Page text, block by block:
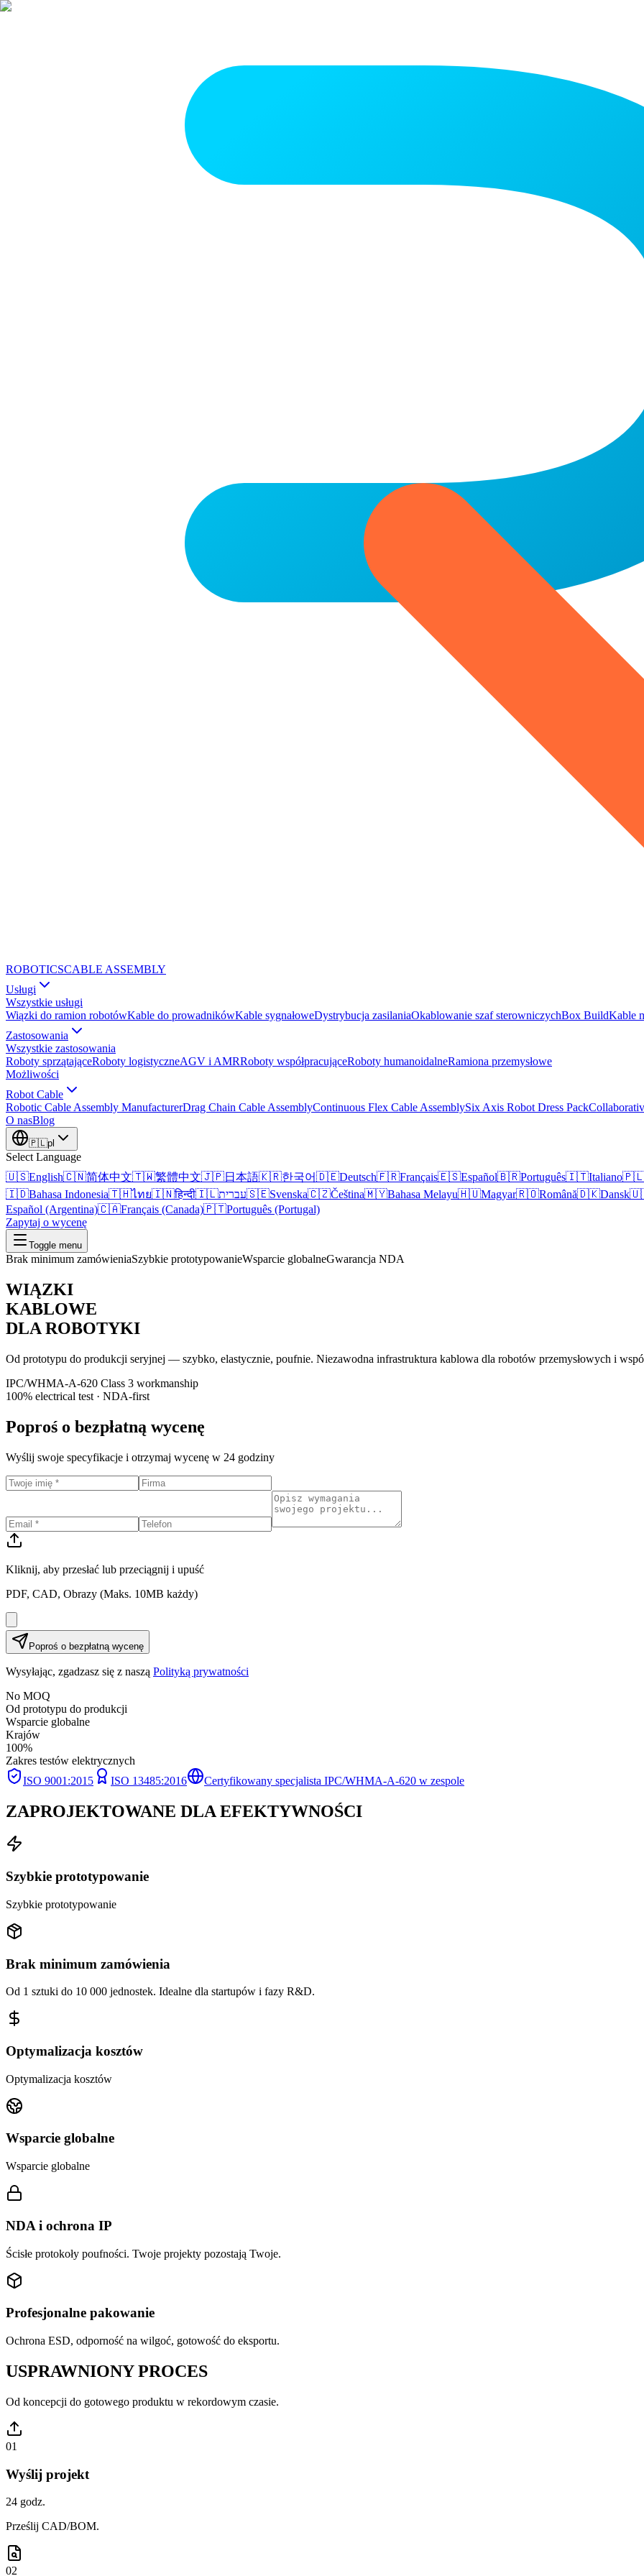
ROBOTICSCABLE ASSEMBLY
Usługi
Wszystkie usługi
Wiązki do ramion robotówKable do prowadnikówKable sygnałoweDystrybucja zasilaniaOkablowanie szaf sterowniczychBox BuildKable
Zastosowania
Wszystkie zastosowania
Roboty sprzątająceRoboty logistyczneAGV i AMRRoboty współpracująceRoboty humanoidalneRamiona przemysłowe
Możliwości
Robot Cable
Robotic Cable Assembly ManufacturerDrag Chain Cable AssemblyContinuous Flex Cable AssemblySix Axis Robot Dress Pack
O nasBlog
🇵🇱pl
Select Language
🇺🇸English🇨🇳简体中文🇹🇼繁體中文🇯🇵日本語🇰🇷한국어🇩🇪Deutsch🇫🇷Français🇪🇸Español🇧🇷Português🇮🇹Italiano
🇮🇩Bahasa Indonesia🇹🇭ไทย🇮🇳हिन्दी🇮🇱עברית🇸🇪Svenska🇨🇿Čeština🇲🇾Bahasa Melayu🇭🇺Magyar🇷🇴Română🇩🇰Dansk
Español (Argentina)🇨🇦Français (Canada)🇵🇹Português (Portugal)
Zapytaj o wycenę
Toggle menu
Brak minimum zamówieniaSzybkie prototypowanieWsparcie globalneGwarancja NDA
WIĄZKI
KABLOWE
DLA ROBOTYKI
Od prototypu do produkcji seryjnej — szybko, elastycznie, poufnie. Niezawodna infrastruktura kablowa dla robotów przemysłowych i
IPC/WHMA-A-620 Class 3 workmanship
100% electrical test · NDA-first
Poproś o bezpłatną wycenę
Wyślij swoje specyfikacje i otrzymaj wycenę w 24 godziny
Kliknij, aby przesłać lub przeciągnij i upuść
PDF, CAD, Obrazy (Maks. 10MB każdy)
Poproś o bezpłatną wycenę
Wysyłając, zgadzasz się z naszą Polityką prywatności
No MOQ
Od prototypu do produkcji
Wsparcie globalne
Krajów
100%
Zakres testów elektrycznych
ISO 9001:2015
ISO 13485:2016 Certyfikowany specjalista IPC/WHMA-A-620 w zespole
ZAPROJEKTOWANE DLA EFEKTYWNOŚCI
Szybkie prototypowanie
Szybkie prototypowanie
Brak minimum zamówienia
Od 1 sztuki do 10 000 jednostek. Idealne dla startupów i fazy R&D.
Optymalizacja kosztów
Optymalizacja kosztów
Wsparcie globalne
Wsparcie globalne
NDA i ochrona IP
Ścisłe protokoły poufności. Twoje projekty pozostają Twoje.
Profesjonalne pakowanie
Ochrona ESD, odporność na wilgoć, gotowość do eksportu.
USPRAWNIONY PROCES
Od koncepcji do gotowego produktu w rekordowym czasie.
01
Wyślij projekt
24 godz.
Prześlij CAD/BOM.
02